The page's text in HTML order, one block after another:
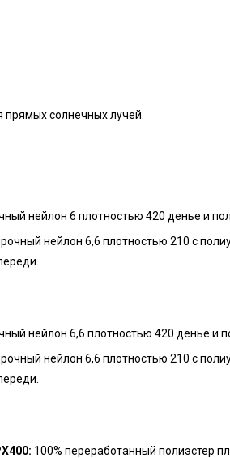
солнечных лучей.
нейлон 6 плотностью 420 денье и
нейлон 6,6 плотностью 210 с
нейлон 6,6 плотностью 420 денье и
нейлон 6,6 плотностью 210 с
100% переработанный полиэстер